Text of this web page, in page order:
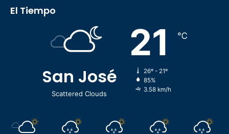
El Tiempo
San José
Scattered Clouds
21 ℃
26º - 21º
85%
3.58 km/h